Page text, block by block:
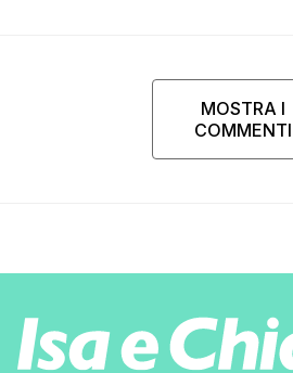
MOSTRA I
COMMENTI